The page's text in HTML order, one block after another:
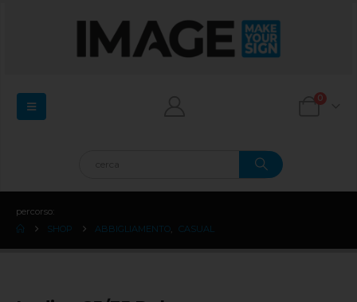
0
percorso:
SHOP
ABBIGLIAMENTO CASUAL